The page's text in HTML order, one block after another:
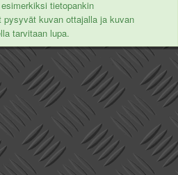
tietopankin
kuvan ottajalla ja kuvan
tarvitaan lupa.